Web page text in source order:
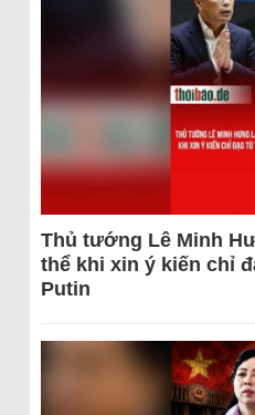
Thủ tướng Lê Minh
thể khi xin ý kiến chỉ
Putin